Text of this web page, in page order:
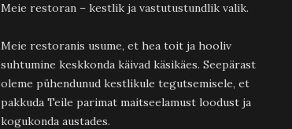
Meie restoran – kestlik ja vastutustundlik valik.
Meie restoranis usume, et hea toit ja hooliv
suhtumine keskkonda käivad käsikäes. Seepärast
oleme pühendunud kestlikule tegutsemisele, et
pakkuda Teile parimat maitseelamust loodust ja
kogukonda austades.